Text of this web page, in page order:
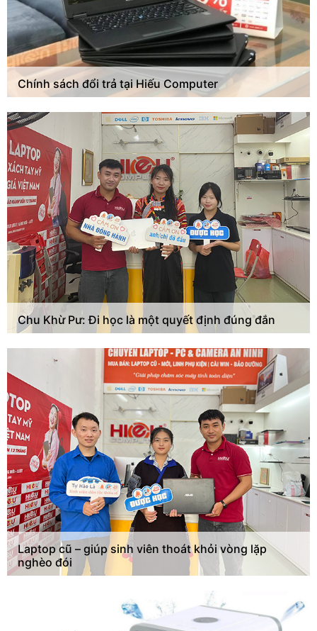
Chính sách đổi trả tại Hiếu Computer
Chu Khừ Pư: Đi học là một quyết định đúng đắn
Laptop cũ – giúp sinh viên thoát khỏi vòng lặp
nghèo đói